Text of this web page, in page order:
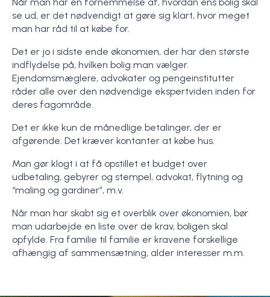
se ud, er det nødvendigt at gøre sig klart, hvor meget
man har råd til at købe for.
Det er jo i sidste ende økonomien, der har den største
indflydelse på, hvilken bolig man vælger.
Ejendomsmæglere, advokater og pengeinstitutter
råder alle over den nødvendige ekspertviden inden for
deres fagområde.
Det er ikke kun de månedlige betalinger, der er
afgørende. Det kræver kontanter at købe hus.
Man gør klogt i at få opstillet et budget over
udbetaling, gebyrer og stempel, advokat, flytning og
“maling og gardiner”, m.v.
Når man har skabt sig et overblik over økonomien, bør
man udarbejde en liste over de krav, boligen skal
opfylde. Fra familie til familie er kravene forskellige
afhængig af sammensætning, alder interesser m.m.